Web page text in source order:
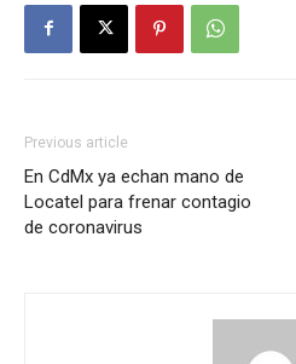
Previous article
En CdMx ya echan mano de
Locatel para frenar contagio
de coronavirus